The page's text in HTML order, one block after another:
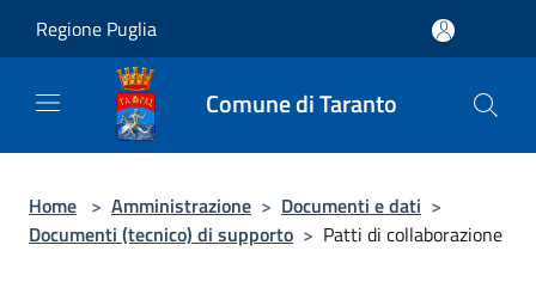
Regione Puglia
Comune di Taranto
Home > Amministrazione > Documenti e dati >
Documenti (tecnico) di supporto > Patti di collaborazione